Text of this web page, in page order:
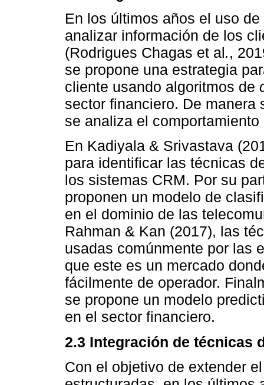
En los últimos años el uso
analizar información de los
(Rodrigues Chagas et al.,
se propone una estrategia
cliente usando algoritmos de
sector financiero. De manera
se analiza el
En Kadiyala & Srivastava
para identificar las técnicas
los sistemas CRM. Por su
proponen un modelo de
en el dominio de las
Rahman & Kan (2017), las
usadas comúnmente por las
que este es un mercado
fácilmente de operador.
se propone un modelo
en el sector financiero.
2.3 Integración de técnicas
Con el objetivo de extender